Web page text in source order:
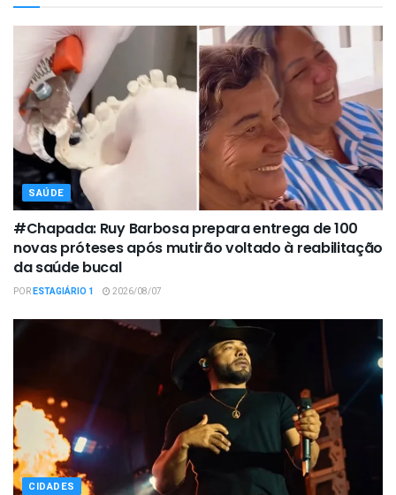
SAÚDE
#Chapada: Ruy Barbosa prepara entrega de 100
novas próteses após mutirão voltado à reabilitação
da saúde bucal
PORESTAGIÁRIO 1 2026/08/07
CIDADES